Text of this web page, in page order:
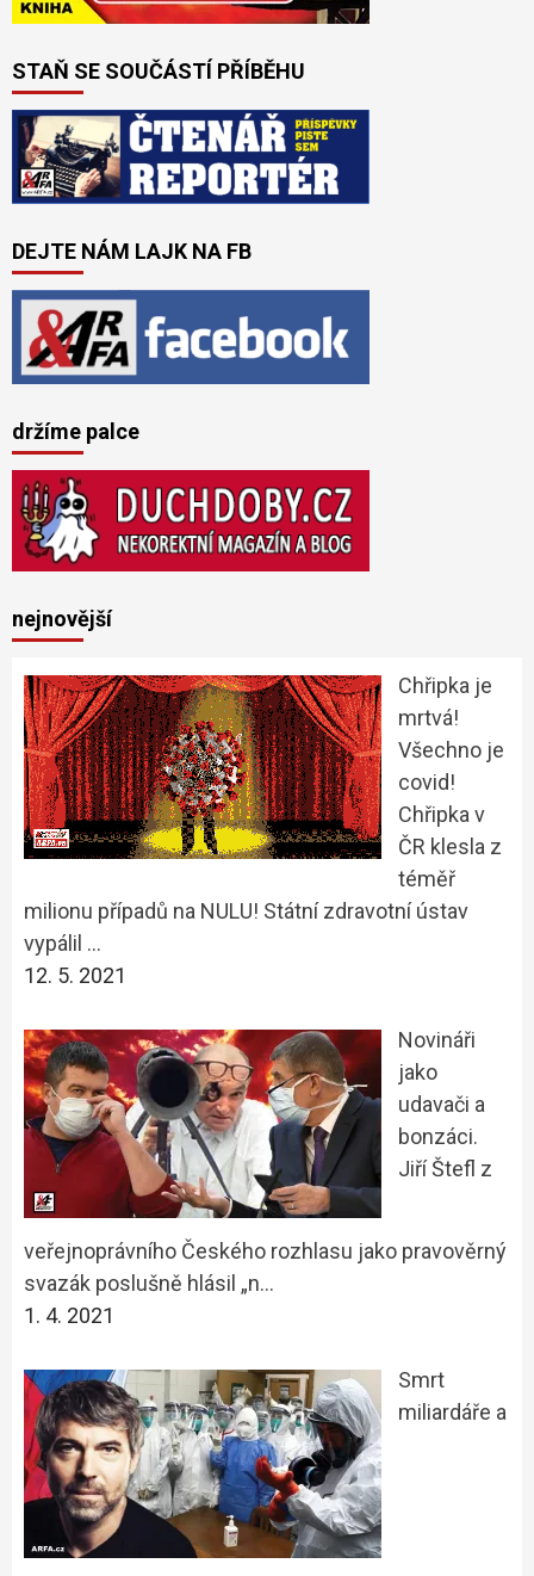
STAŇ SE SOUČÁSTÍ PŘÍBĚHU
DEJTE NÁM LAJK NA FB
držíme palce
nejnovější
Chřipka je
mrtvá!
Všechno je
covid!
Chřipka v
ČR klesla z
téměř
milionu případů na NULU! Státní zdravotní ústav
vypálil …
12. 5. 2021
Novináři
jako
udavači a
bonzáci.
Jiří Štefl z
veřejnoprávního Českého rozhlasu jako pravověrný
svazák poslušně hlásil „n…
1. 4. 2021
Smrt
miliardáře a